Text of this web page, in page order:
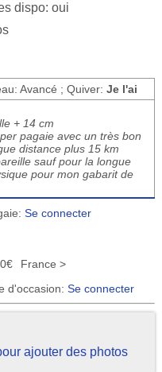
dispo: oui
Avancé ; Quiver: Je l'ai
+ 14 cm
pagaie avec un très bon
distance plus 15 km
sauf pour la longue
pour mon gabarit de
Se connecter
France >
d'occasion: Se connecter
ajouter des photos